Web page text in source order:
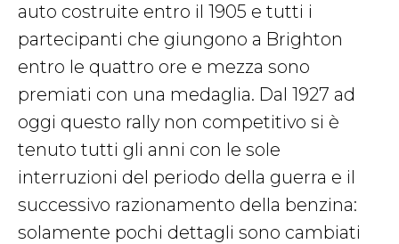
auto costruite entro il 1905 e tutti i
partecipanti che giungono a Brighton
entro le quattro ore e mezza sono
premiati con una medaglia. Dal 1927 ad
oggi questo rally non competitivo si è
tenuto tutti gli anni con le sole
interruzioni del periodo della guerra e il
successivo razionamento della benzina:
solamente pochi dettagli sono cambiati